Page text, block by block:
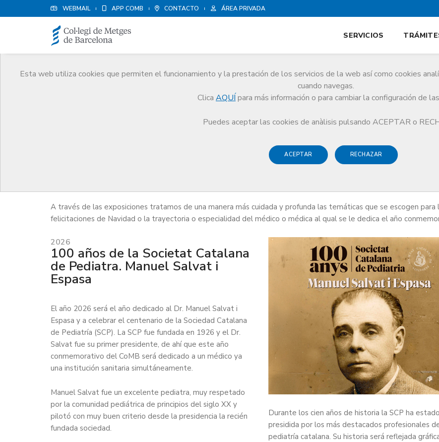
WEBMAIL APP COMB CONTACTO ÁREA PRIVADA
Esta web utiliza cookies que permiten el funcionamiento y la prestación de los servicios de la web así como cookies
cuando navegas.
Clica AQUÍ para más información o para cambiar la configuración de
Puedes aceptar las cookies de anàlisis pulsando ACEPTAR o
ACEPTAR RECHAZAR
SERVICIOS
A través de las exposiciones tratamos de una manera más cuidada y profunda las temáticas que se escogen para
felicitaciones de Navidad o la trayectoria o especialidad del médico o médica al qual se le dedica el año
2026
100 años de la Societat Catalana
de Pediatra. Manuel Salvat i
Espasa
El año 2026 será el año dedicado al Dr. Manuel Salvat i
Espasa y a celebrar el centenario de la Sociedad Catalana
de Pediatría (SCP). La SCP fue fundada en 1926 y el Dr.
Salvat fue su primer presidente, de ahí que este año
conmemorativo del CoMB será dedicado a un médico ya
una institución sanitaria simultáneamente.
Manuel Salvat fue un excelente pediatra, muy respetado
por la comunidad pediátrica de principios del siglo XX y
pilotó con muy buen criterio desde la presidencia la recién
fundada sociedad.
Durante los cien años de historia la SCP ha estado
presidida por los más destacados profesionales
pediatría catalana. Su historia será reflejada